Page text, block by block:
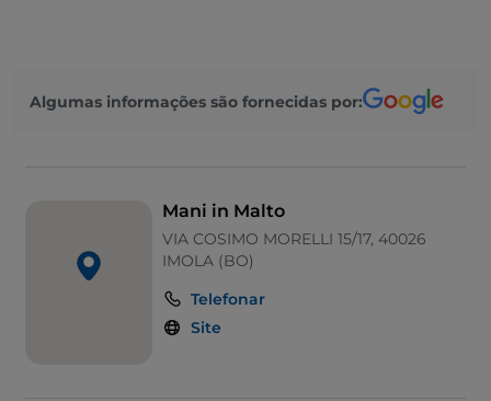
Algumas informações são fornecidas por:
Mani in Malto
VIA COSIMO MORELLI 15/17, 40026
IMOLA (BO)
Telefonar
Site